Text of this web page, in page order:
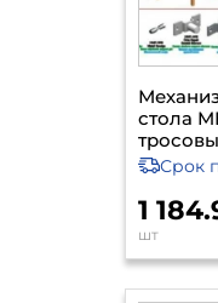
стола
Срок
1
шт